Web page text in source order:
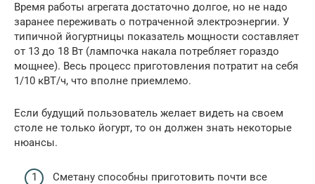
Время работы агрегата достаточно долгое, но не надо
заранее переживать о потраченной электроэнергии. У
типичной йогуртницы показатель мощности составляет
от 13 до 18 Вт (лампочка накала потребляет гораздо
мощнее). Весь процесс приготовления потратит на себя
1/10 кВТ/ч, что вполне приемлемо.
Если будущий пользователь желает видеть на своем
столе не только йогурт, то он должен знать некоторые
нюансы.
Сметану способны приготовить почти все